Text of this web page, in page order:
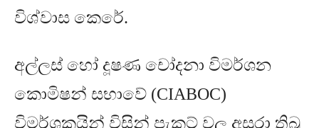
විශ්වාස කෙරේ.
අල්ලස් හෝ දූෂණ චෝදනා විමර්ශන
කොමිෂන් සභාවේ (CIABOC)
විමර්ශකයින් විසින් පැකට් වල අසුරා තිබූ